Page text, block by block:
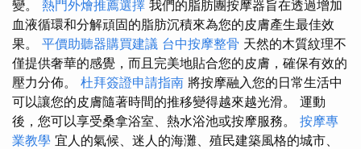
變。 熱門外燴推薦選擇 我們的脂肪團按摩器旨在透過增加
血液循環和分解頑固的脂肪沉積來為您的皮膚產生最佳效
果。 平價助聽器購買建議 台中按摩整骨 天然的木質紋理不
僅提供奢華的感覺，而且完美地貼合您的皮膚，確保有效的
壓力分佈。 杜拜簽證申請指南 將按摩融入您的日常生活中
可以讓您的皮膚隨著時間的推移變得越來越光滑。 運動
後，您可以享受桑拿浴室、熱水浴池或按摩服務。 按摩專
業教學 宜人的氣候、迷人的海灘、殖民建築風格的城市、